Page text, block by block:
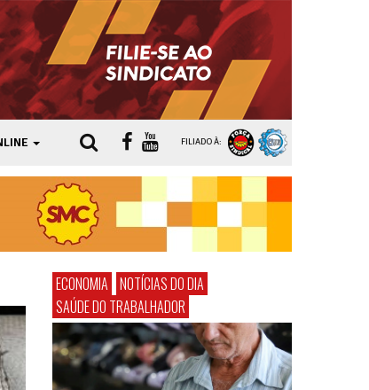
FILIADO À:
ECONOMIA NOTÍCIAS DO DIA
SAÚDE DO TRABALHADOR